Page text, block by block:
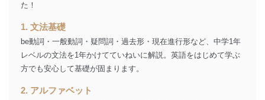
た！
1. 文法基礎
be動詞・一般動詞・疑問詞・過去形・現在進行形など、中学1年
レベルの文法を1年かけてていねいに解説。英語をはじめて学ぶ
方でも安心して基礎が固まります。
2. アルファベット